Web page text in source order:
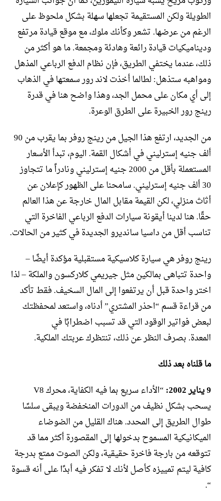
الطويلة ولكن المستقيمة تجعلها سهلة بشكل ملحوظ على
الرغم من عرضها. تشعر وكأنك ملوك، مع موقع قيادة مرتفع
وديناميكيات قيادة رائعة وهادئة ومجمعة. ما هو أكثر من
ذلك، عندما يختفي الطريق، فإن نظام الدفع الرباعي المذهل
ومواهبه ستذهل: لطالما أخذت لاند رور سمعتها في الذهاب
إلى أي مكان على محمل الجد، وهذا واضح هنا في قدرة
رينج رور الخبيرة على الطرق الوعرة.
من الجديد، ارتفع هذا الجيل من رينج روفر بما يقرب من 90
ألف جنيه إسترليني في أشكال القمة. اليوم، تبدأ الأسعار
المستعملة بأقل من 2000 جنيه إسترليني ونادراً ما تتجاوز
30 ألف جنيه إسترليني. سامحنا على الظهور كإعلان عن
أثاث منزلي، لكن القيمة مقابل المال خارجة عن هذا العالم
حقًا. هنا لدينا أيقونة سيارات الدفع الرباعي الفاخرة التي
تناسب أقل من داسيا سانديرو الجديدة في كثير من الحالات.
رينج روفر هي سيارة كلاسيكية مستقبلية مؤكدة أيضًا –
واحدة تتباهى بمالكين مثل جيريمي كلاركسون والملكة – لذا
اختر واحدة قبل أن يرتفعوا إلى المال السخيف. فقط تأكد
من قراءة قسم “احذر المشتري” أدناه، واستعد لمحفظتك
لبعض فواتير الوقود التي قد تسبب اضطرابًا في
المعدة. بصرف النظر عن ذلك، تنتظرك عربتك الملكية.
ما قلناه بعد ذلك
9 يناير 2002:
“الأداء سريع بما فيه الكفاية، محرك V8
يسحب بشكل نظيف من الدورات المنخفضة ويبقى سلسًا
طوال الطريق إلى المحدد. هناك القليل من الضوضاء
الميكانيكية المسموح بدخولها إلى المقصورة أكثر مما قد
تتوقعه من بارجة فاخرة حقيقية، ولكن الصوت ممتع بدرجة
كافية ليتم تمييزه كأصل لأنك لا تفكر فيه أبدًا على أنه قسوة
“.